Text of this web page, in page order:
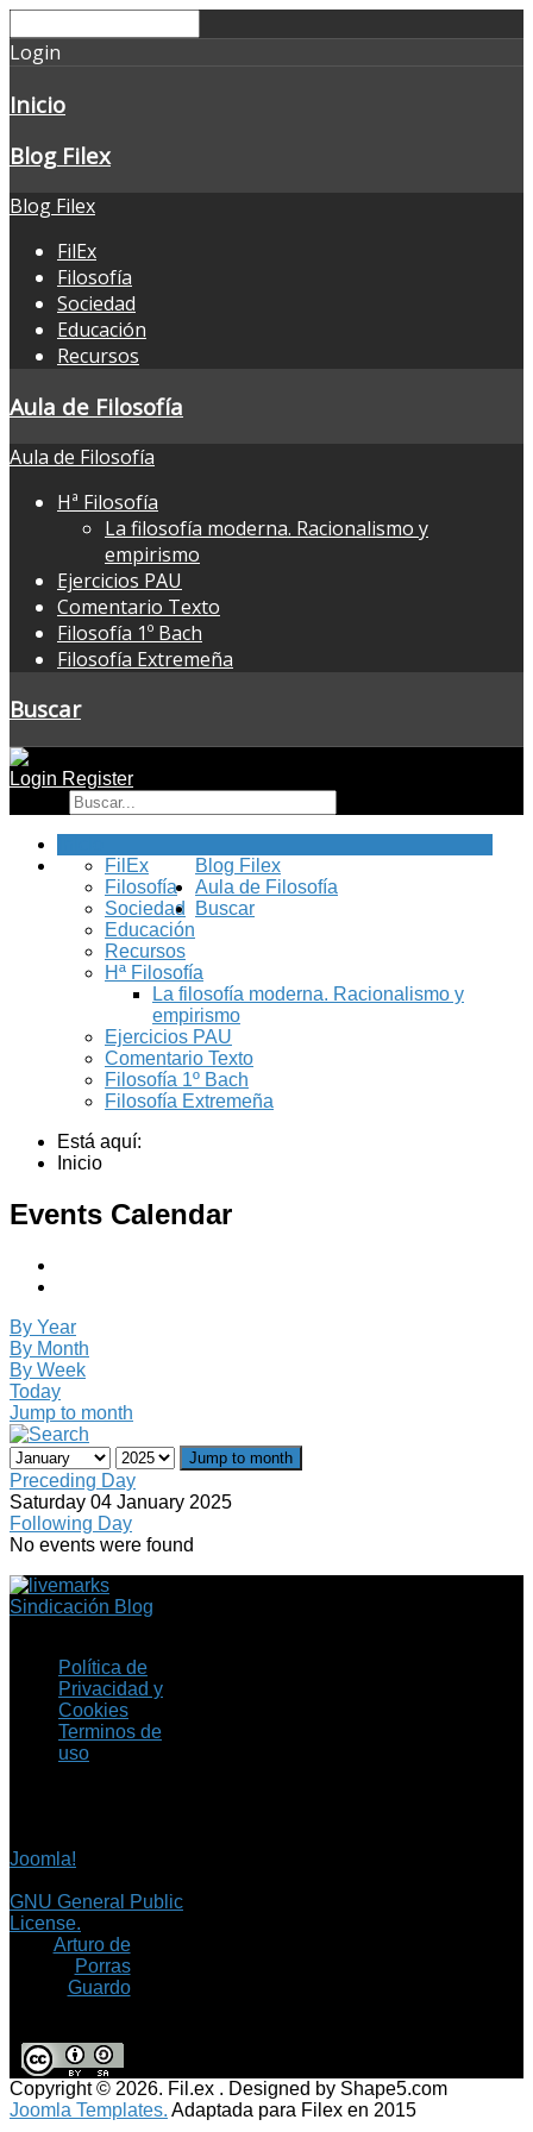
Login
Inicio
Blog Filex
Blog Filex
FilEx
Filosofía
Sociedad
Educación
Recursos
Aula de Filosofía
Aula de Filosofía
Hª Filosofía
La filosofía moderna. Racionalismo y
empirismo
Ejercicios PAU
Comentario Texto
Filosofía 1º Bach
Filosofía Extremeña
Buscar
Login Register
Blog Filex
FilEx
Filosofía
Sociedad
Educación
Recursos
Aula de Filosofía
Hª Filosofía
La filosofía moderna. Racionalismo y
empirismo
Ejercicios PAU
Comentario Texto
Filosofía 1º Bach
Filosofía Extremeña
Buscar
Está aquí:
Inicio
Events Calendar
By Year
By Month
By Week
Today
Jump to month
Jump to month
Preceding Day
Saturday 04 January 2025
Following Day
No events were found
Sindicación Blog
Política de
Privacidad y
Cookies
Terminos de
uso
Joomla!
GNU General Public
License.
Arturo de
Porras
Guardo
Copyright © 2026. Fil.ex . Designed by Shape5.com
Joomla Templates. Adaptada para Filex en 2015